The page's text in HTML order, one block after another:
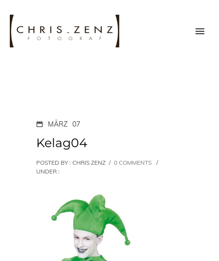
MÄRZ 07
Kelag04
POSTED BY : CHRIS ZENZ / 0 COMMENTS
/
UNDER :